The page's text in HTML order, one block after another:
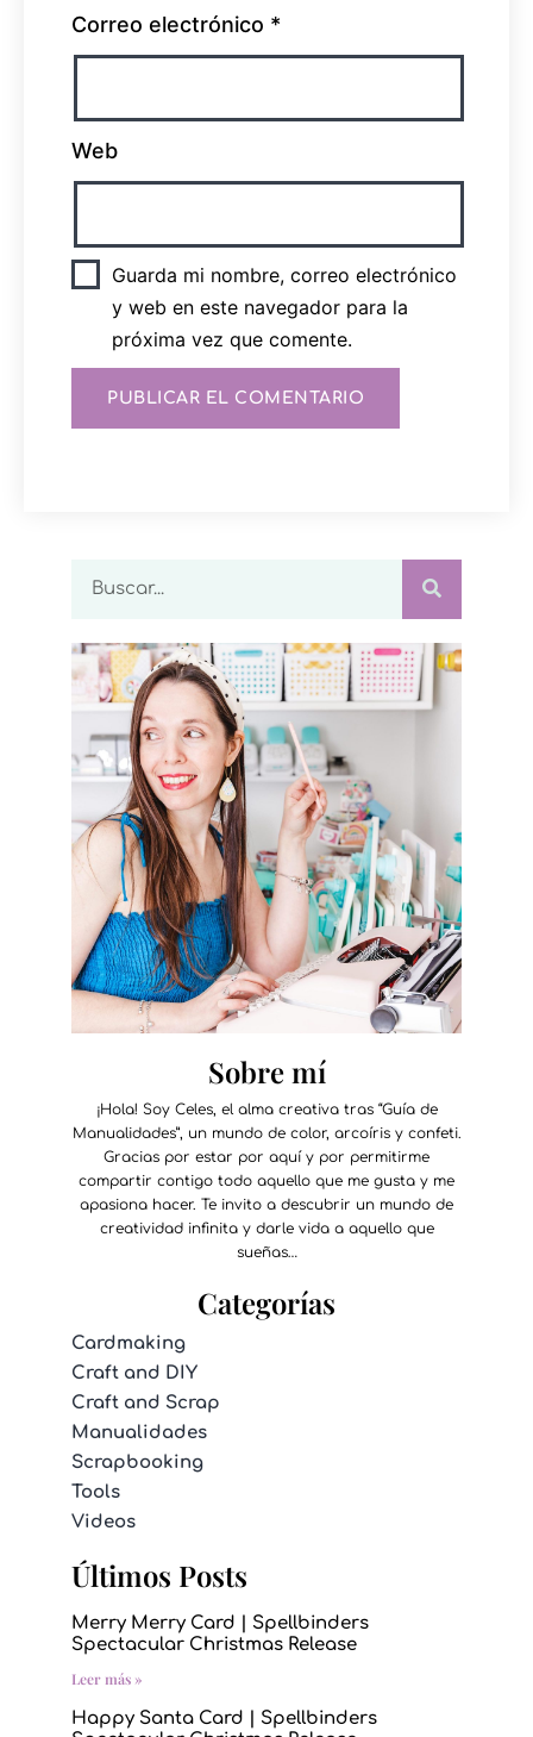
Correo electrónico *
Web
Guarda mi nombre, correo electrónico
y web en este navegador para la
próxima vez que comente.
Sobre mí
¡Hola! Soy Celes, el alma creativa tras “Guía de
Manualidades”, un mundo de color, arcoíris y confeti.
Gracias por estar por aquí y por permitirme
compartir contigo todo aquello que me gusta y me
apasiona hacer. Te invito a descubrir un mundo de
creatividad infinita y darle vida a aquello que
sueñas…
Categorías
Cardmaking
Craft and DIY
Craft and Scrap
Manualidades
Scrapbooking
Tools
Videos
Últimos Posts
Merry Merry Card | Spellbinders
Spectacular Christmas Release
Leer más »
Happy Santa Card | Spellbinders